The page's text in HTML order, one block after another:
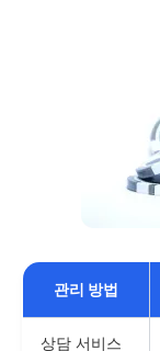
관리 방법
상담 서비스